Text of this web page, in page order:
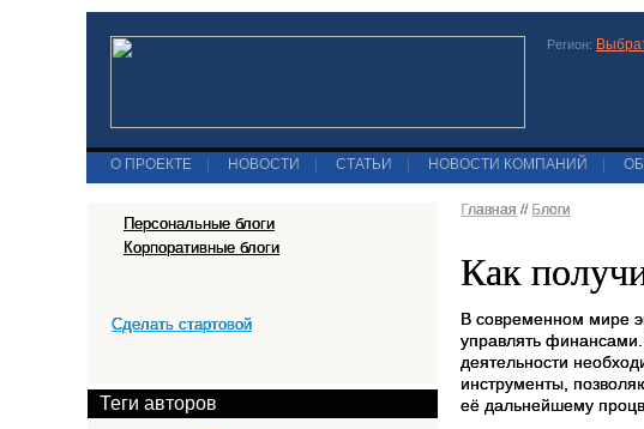
Регион:
О ПРОЕКТЕ НОВОСТИ СТАТЬИ НОВОСТИ КОМПАНИЙ
Персональные блоги
Корпоративные блоги
Сделать стартовой
Теги авторов
Главная // Блоги
Как
В современном мире
управлять
деятельности
инструменты,
её дальнейшему